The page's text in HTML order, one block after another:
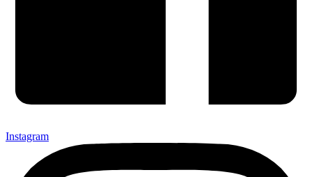
Instagram